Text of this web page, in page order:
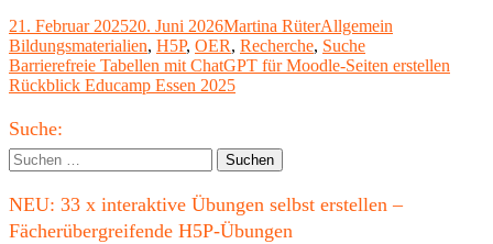
Veröffentlicht
am
21. Februar 202520. Juni 2026Autor
Martina RüterKategorien
Allgemein
Bildungsmaterialien, H5P, OER, Recherche, Suche
Beitragsnavigation
Vorheriger
Beitrag:
Barrierefreie Tabellen mit ChatGPT für Moodle-Seiten erstellen
Nächster
Rückblick Educamp Essen 2025
Haupt-
Seitenleiste
Suche:
Suchen
nach:
NEU: 33 x interaktive Übungen selbst erstellen –
Fächerübergreifende H5P-Übungen